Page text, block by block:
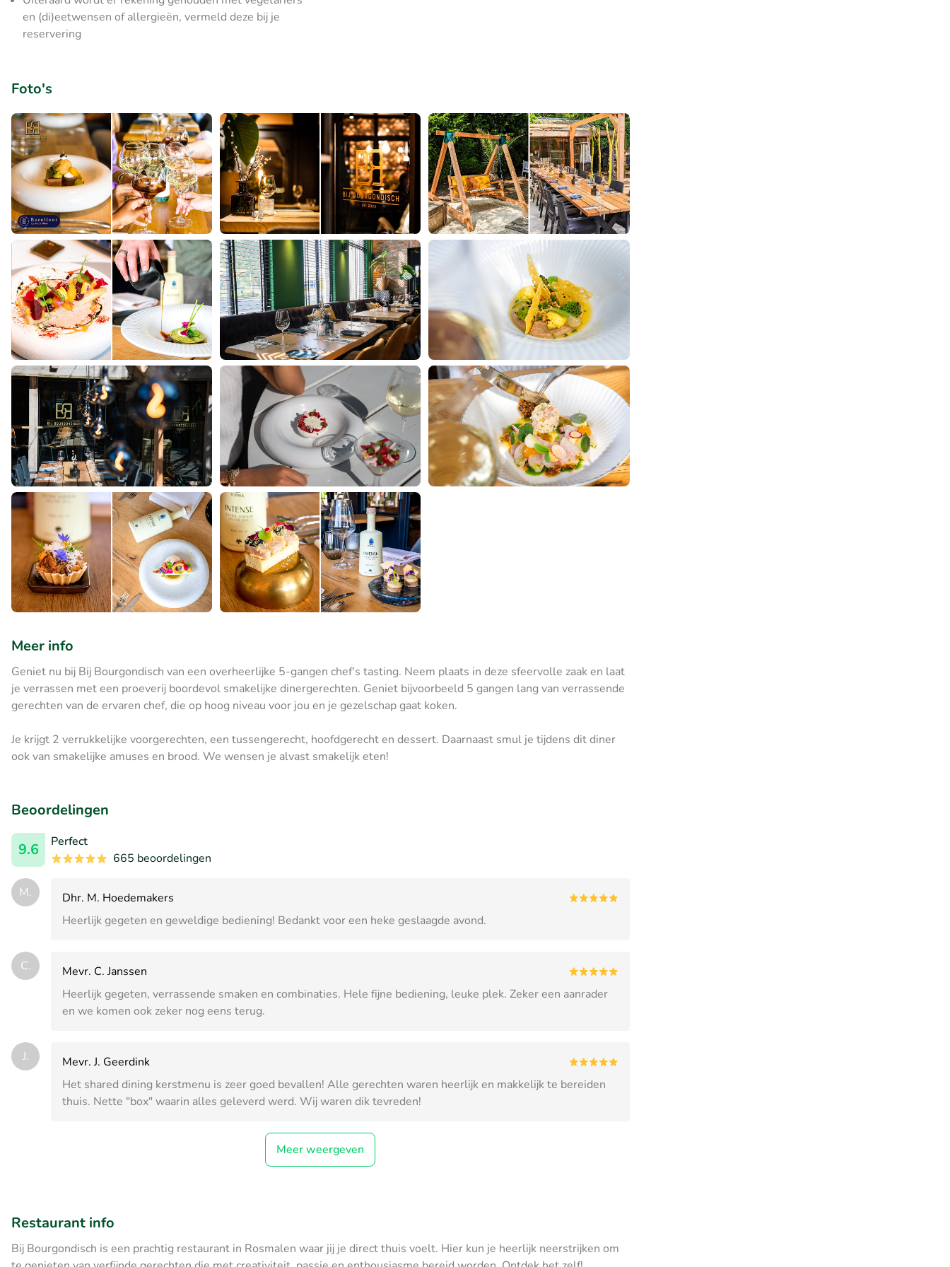
en (di)eetwensen of allergieën, vermeld deze bij je
reservering
Foto's
Meer info
Geniet nu bij Bij Bourgondisch van een overheerlijke 5-gangen chef's tasting. Neem plaats in deze sfeervolle zaak en laat
je verrassen met een proeverij boordevol smakelijke dinergerechten. Geniet bijvoorbeeld 5 gangen lang van verrassende
gerechten van de ervaren chef, die op hoog niveau voor jou en je gezelschap gaat koken.
Je krijgt 2 verrukkelijke voorgerechten, een tussengerecht, hoofdgerecht en dessert. Daarnaast smul je tijdens dit diner
ook van smakelijke amuses en brood. We wensen je alvast smakelijk eten!
Beoordelingen
9.6
Perfect
665 beoordelingen
M.
Dhr. M. Hoedemakers
Heerlijk gegeten en geweldige bediening! Bedankt voor een heke geslaagde avond.
C.
Mevr. C. Janssen
Heerlijk gegeten, verrassende smaken en combinaties. Hele fijne bediening, leuke plek. Zeker een aanrader
en we komen ook zeker nog eens terug.
J.
Mevr. J. Geerdink
Het shared dining kerstmenu is zeer goed bevallen! Alle gerechten waren heerlijk en makkelijk te bereiden
thuis. Nette "box" waarin alles geleverd werd. Wij waren dik tevreden!
Meer weergeven
Restaurant info
Bij Bourgondisch is een prachtig restaurant in Rosmalen waar jij je direct thuis voelt. Hier kun je heerlijk neerstrijken om